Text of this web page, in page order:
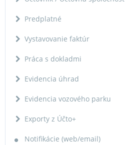
Predplatné
Vystavovanie faktúr
Práca s dokladmi
Evidencia úhrad
Evidencia vozového parku
Exporty z Účto+
Notifikácie (web/email)